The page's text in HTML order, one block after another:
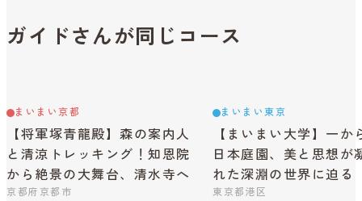
ガイドさんが同じコース
まいまい京都
【将軍塚青龍殿】森の案内人
と清涼トレッキング！知恩院
から絶景の大舞台、清水寺へ
京都府京都市
まいまい東京
【まいまい大学】一か
日本庭園、美と思想が
れた深淵の世界に迫る
東京都港区